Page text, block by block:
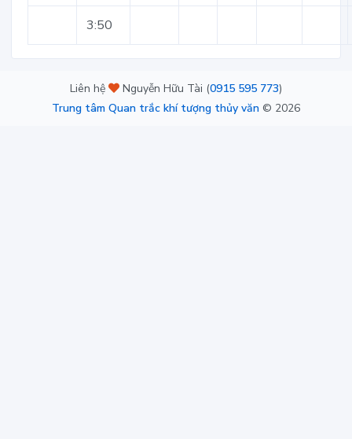
3:50
Liên hệ Nguyễn Hữu Tài (0915 595 773)
Trung tâm Quan trắc khí tượng thủy văn © 2026